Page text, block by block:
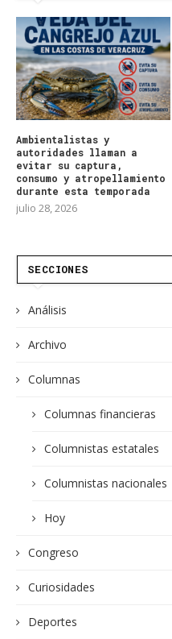
Ambientalistas y
autoridades llaman a
evitar su captura,
consumo y atropellamiento
durante esta temporada
julio 28, 2026
SECCIONES
Análisis
Archivo
Columnas
Columnas financieras
Columnistas estatales
Columnistas nacionales
Hoy
Congreso
Curiosidades
Deportes